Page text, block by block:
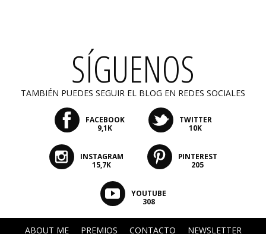
SÍGUENOS
TAMBIÉN PUEDES SEGUIR EL BLOG EN REDES SOCIALES
FACEBOOK
9,1K
TWITTER
10K
INSTAGRAM
15,7K
PINTEREST
205
YOUTUBE
308
ABOUT ME PREMIOS CONTACTO NEWSLETTER